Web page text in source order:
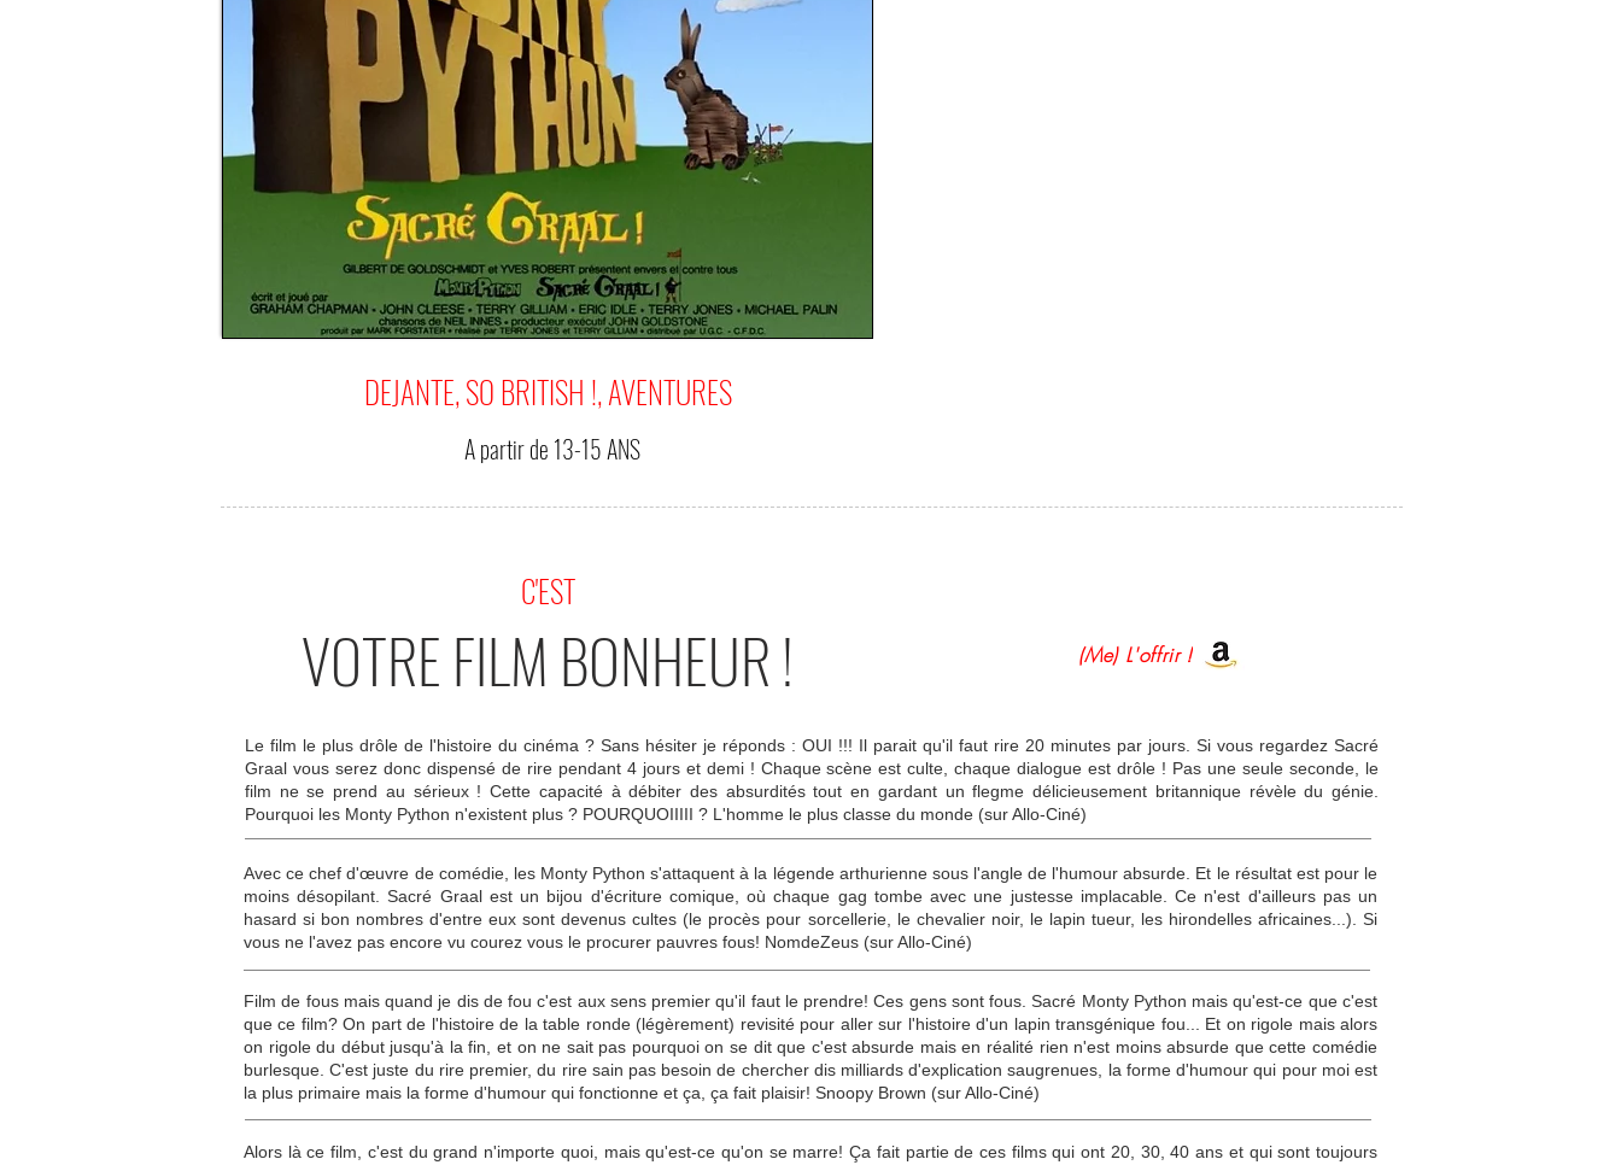
DEJANTE, SO BRITISH !, AVENTURES
A partir de 13-15 ANS
C'EST
VOTRE FILM BONHEUR ! (Me) L'offrir !
Le film le plus drôle de l'histoire du cinéma ? Sans hésiter je réponds : OUI !!! Il parait qu'il faut rire 20 minutes par jours. Si vous regardez Sacré
Graal vous serez donc dispensé de rire pendant 4 jours et demi ! Chaque scène est culte, chaque dialogue est drôle ! Pas une seule seconde, le
film ne se prend au sérieux ! Cette capacité à débiter des absurdités tout en gardant un flegme délicieusement britannique révèle du génie.
Pourquoi les Monty Python n'existent plus ? POURQUOIIIII ? L'homme le plus classe du monde (sur Allo-Ciné)
Avec ce chef d'œuvre de comédie, les Monty Python s'attaquent à la légende arthurienne sous l'angle de l'humour absurde. Et le résultat est pour le
moins désopilant. Sacré Graal est un bijou d'écriture comique, où chaque gag tombe avec une justesse implacable. Ce n'est d'ailleurs pas un
hasard si bon nombres d'entre eux sont devenus cultes (le procès pour sorcellerie, le chevalier noir, le lapin tueur, les hirondelles africaines...). Si
vous ne l'avez pas encore vu courez vous le procurer pauvres fous! NomdeZeus (sur Allo-Ciné)
Film de fous mais quand je dis de fou c'est aux sens premier qu'il faut le prendre! Ces gens sont fous. Sacré Monty Python mais qu'est-ce que c'est
que ce film? On part de l'histoire de la table ronde (légèrement) revisité pour aller sur l'histoire d'un lapin transgénique fou... Et on rigole mais alors
on rigole du début jusqu'à la fin, et on ne sait pas pourquoi on se dit que c'est absurde mais en réalité rien n'est moins absurde que cette comédie
burlesque. C'est juste du rire premier, du rire sain pas besoin de chercher dis milliards d'explication saugrenues, la forme d'humour qui pour moi est
la plus primaire mais la forme d'humour qui fonctionne et ça, ça fait plaisir! Snoopy Brown (sur Allo-Ciné)
Alors là ce film, c'est du grand n'importe quoi, mais qu'est-ce qu'on se marre! Ça fait partie de ces films qui ont 20, 30, 40 ans et qui sont toujours